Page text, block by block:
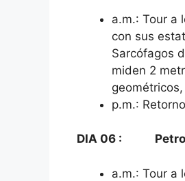
a.m.: Tour a
con sus
Sarcófagos
miden 2
p.m.:
DIA 06 :
a.m.: Tour a